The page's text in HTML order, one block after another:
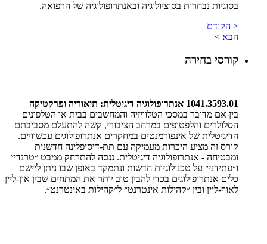
בסוגיות נבחרות בסוציולוגיה ובאנתרופולוגיה של הרפואה.
< הקודם
הבא >
קורסי בחירה
1041.3593.01 אנתרופולוגיה דיגיטלית: תיאוריה ופרקטיקה
בין אם מדובר במסכי הטלוויזיה והמחשבים בבית או הטלפונים
הסלולרים והלפטופים במרחב הציבורי, קשה להתעלם מסביבתם
הדיגיטלית של אינפורמנטים במחקרים אנתרופולוגים עכשוויים.
קורס זה מציע היכרות מעמיקה עם תת-דיסיפלינה חדשנית
ומבטיחה - אנתרופולוגיה דיגיטלית. ננסה להתרחק ממבט ״טרנדי״
ו״עתידני״ על טכנולוגיות חדשות ונתמקד באופן שבו ניתן ליישם
כלים אנתרופולוגים בכדי להבין טוב יותר את המתחים שבין און-ליין
לאוף-ליין ובין ״קהילות אינטרנט״ ל״קהילות באינטרנט״.